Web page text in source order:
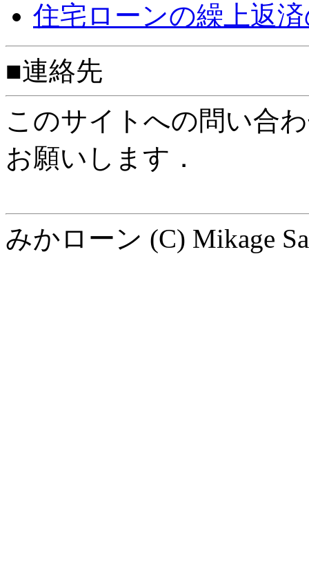
住宅ローンの繰上返
■連絡先
このサイトへの問い合
お願いします．
みかローン (C) Mikage